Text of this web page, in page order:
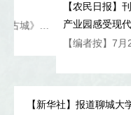
【农民日报】刊发我校
产业园感受现代农业
【新华社】报道聊城